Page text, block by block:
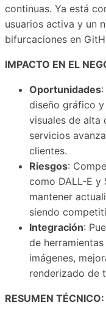
continuas. Ya está
usuarios activa y un
bifurcaciones en
IMPACTO EN EL
Oportunidades
diseño gráfico
visuales de alta
servicios
clientes.
Riesgos:
como DALL-E y
mantener
siendo
Integración:
de
imágenes,
renderizado de
RESUMEN TÉCNICO: